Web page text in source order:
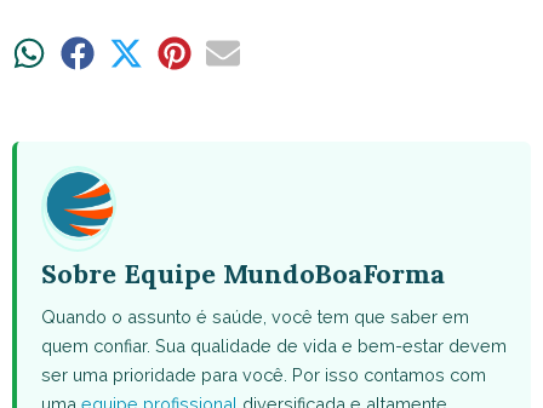
ShareShare ShareShareShare
Sobre Equipe MundoBoaForma
Quando o assunto é saúde, você tem que saber em
quem confiar. Sua qualidade de vida e bem-estar devem
ser uma prioridade para você. Por isso contamos com